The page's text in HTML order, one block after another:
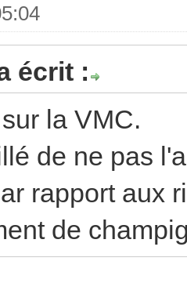
écrit :
la VMC.
de ne pas
rapport aux
de